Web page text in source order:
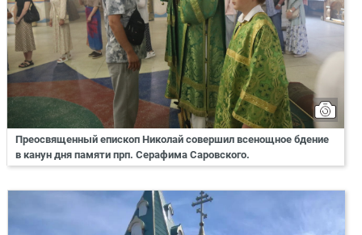
Преосвященный епископ Николай совершил всенощное бдение
в канун дня памяти прп. Серафима Саровского.